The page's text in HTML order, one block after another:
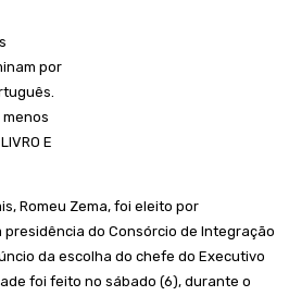
por
E
Romeu Zema, foi eleito por
do Consórcio de Integração
da escolha do chefe do Executivo
foi feito no sábado (6), durante o